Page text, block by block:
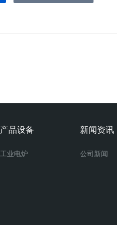
产品设备
工业电炉
新闻资讯
公司新闻